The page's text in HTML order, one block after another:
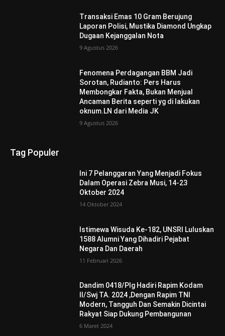
Transaksi Emas 10 Gram Berujung
Laporan Polisi, Mustika Diamond Ungkap
Dugaan Kejanggalan Nota
9 Agustus 2026
Fenomena Perdagangan BBM Jadi
Sorotan, Rudianto: Pers Harus
Membongkar Fakta, Bukan Menjual
Ancaman Berita seperti yg di lakukan
oknum.LN dari Media JK
9 Agustus 2026
Tag Populer
Ini 7 Pelanggaran Yang Menjadi Fokus
Dalam Operasi Zebra Musi, 14-23
Oktober 2024
14 Oktober 2024
Istimewa Wisuda Ke-182, UNSRI Luluskan
1588 Alumni Yang Dihadiri Pejabat
Negara Dan Daerah
11 Februari 2026
Dandim 0418/Plg Hadiri Rapim Kodam
II/Swj TA. 2024 ,Dengan Rapim TNI
Modern, Tangguh Dan Semakin Dicintai
Rakyat Siap Dukung Pembangunan
6 Maret 2024